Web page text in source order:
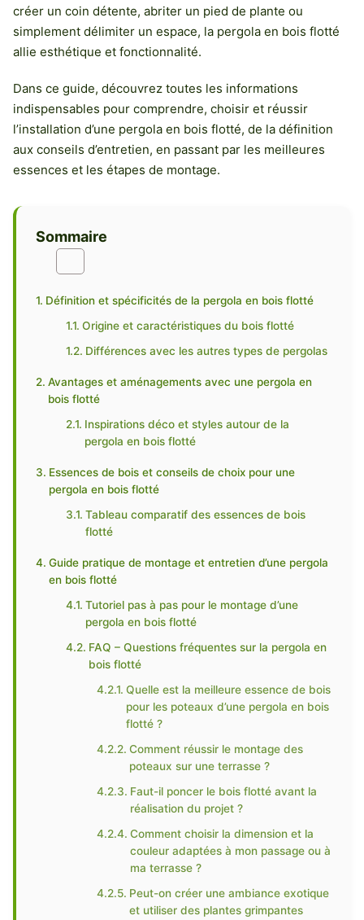
créer un coin détente, abriter un pied de plante ou
simplement délimiter un espace, la pergola en bois flotté
allie esthétique et fonctionnalité.
Dans ce guide, découvrez toutes les informations
indispensables pour comprendre, choisir et réussir
l’installation d’une pergola en bois flotté, de la définition
aux conseils d’entretien, en passant par les meilleures
essences et les étapes de montage.
Sommaire
Définition et spécificités de la pergola en bois flotté
Origine et caractéristiques du bois flotté
Différences avec les autres types de pergolas
Avantages et aménagements avec une pergola en
bois flotté
Inspirations déco et styles autour de la
pergola en bois flotté
Essences de bois et conseils de choix pour une
pergola en bois flotté
Tableau comparatif des essences de bois
flotté
Guide pratique de montage et entretien d’une pergola
en bois flotté
Tutoriel pas à pas pour le montage d’une
pergola en bois flotté
FAQ – Questions fréquentes sur la pergola en
bois flotté
Quelle est la meilleure essence de bois
pour les poteaux d’une pergola en bois
flotté ?
Comment réussir le montage des
poteaux sur une terrasse ?
Faut-il poncer le bois flotté avant la
réalisation du projet ?
Comment choisir la dimension et la
couleur adaptées à mon passage ou à
ma terrasse ?
Peut-on créer une ambiance exotique
et utiliser des plantes grimpantes